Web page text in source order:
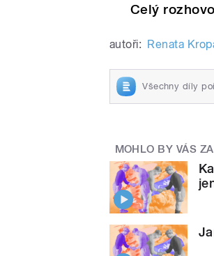
Celý
autoři: Renata
Všechny díly
MOHLO BY VÁS